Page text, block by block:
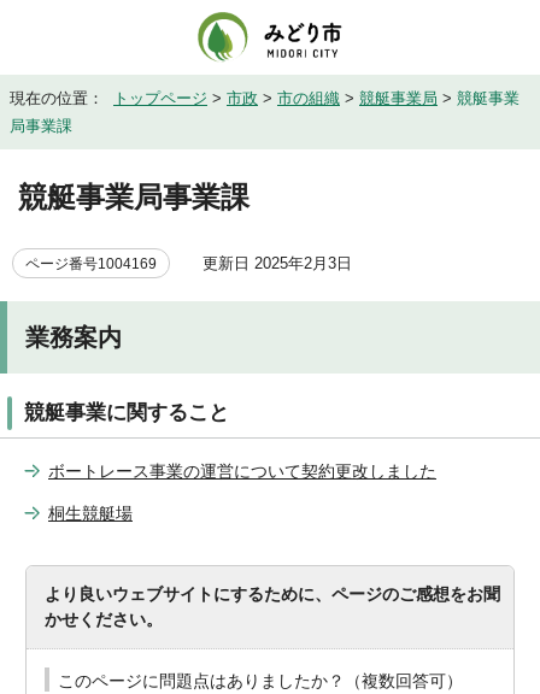
現在の位置： トップページ > 市政 > 市の組織 > 競艇事業局 > 競艇事業
局事業課
競艇事業局事業課
ページ番号1004169 更新日 2025年2月3日
業務案内
競艇事業に関すること
ボートレース事業の運営について契約更改しました
桐生競艇場
より良いウェブサイトにするために、ページのご感想をお聞
かせください。
このページに問題点はありましたか？（複数回答可）